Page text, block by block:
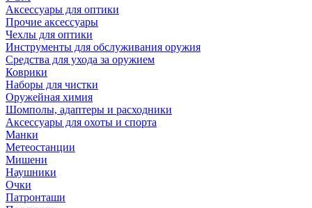
Аксессуары для оптики
Прочие аксессуары
Чехлы для оптики
Инструменты для обслуживания оружия
Средства для ухода за оружием
Коврики
Наборы для чистки
Оружейная химия
Шомполы, адаптеры и расходники
Аксессуары для охоты и спорта
Манки
Метеостанции
Мишени
Наушники
Очки
Патронташи